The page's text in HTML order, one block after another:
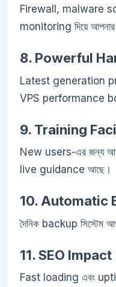
Firewall, malware
monitoring দিয়ে
8. Powerful
Latest generation
VPS performance
9. Training
New users-এর জন্য
live guidance আছে।
10. Automatic
দৈনিক backup সিস্টেম
11. SEO Impact
Fast loading এবং